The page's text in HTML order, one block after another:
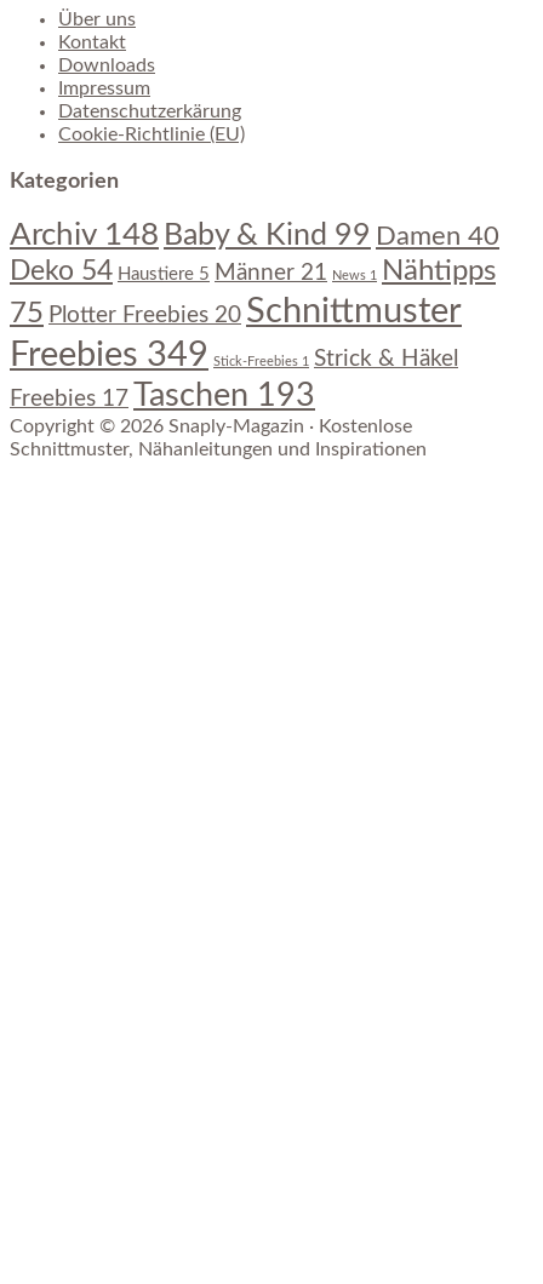
Über uns
Kontakt
Downloads
Impressum
Datenschutzerkärung
Cookie-Richtlinie (EU)
Kategorien
Archiv 148 Baby & Kind 99 Damen 40
Deko 54 Haustiere 5 Männer 21 News 1
Nähtipps
75 Plotter Freebies 20 Schnittmuster
Freebies 349 Stick-Freebies 1
Strick & Häkel
Freebies 17 Taschen 193
Copyright © 2026 Snaply-Magazin · Kostenlose
Schnittmuster, Nähanleitungen und Inspirationen